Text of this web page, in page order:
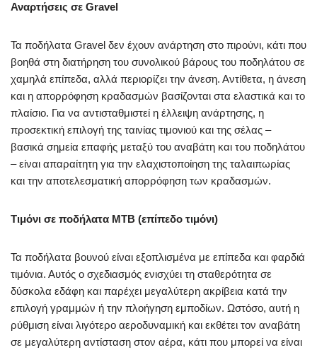
Αναρτήσεις σε Gravel
Τα ποδήλατα Gravel δεν έχουν ανάρτηση στο πιρούνι, κάτι που
βοηθά στη διατήρηση του συνολικού βάρους του ποδηλάτου σε
χαμηλά επίπεδα, αλλά περιορίζει την άνεση. Αντίθετα, η άνεση
και η απορρόφηση κραδασμών βασίζονται στα ελαστικά και το
πλαίσιο. Για να αντισταθμιστεί η έλλειψη ανάρτησης, η
προσεκτική επιλογή της ταινίας τιμονιού και της σέλας –
βασικά σημεία επαφής μεταξύ του αναβάτη και του ποδηλάτου
– είναι απαραίτητη για την ελαχιστοποίηση της ταλαιπωρίας
και την αποτελεσματική απορρόφηση των κραδασμών.
Τιμόνι σε ποδήλατα MTB (επίπεδο τιμόνι)
Τα ποδήλατα βουνού είναι εξοπλισμένα με επίπεδα και φαρδιά
τιμόνια. Αυτός ο σχεδιασμός ενισχύει τη σταθερότητα σε
δύσκολα εδάφη και παρέχει μεγαλύτερη ακρίβεια κατά την
επιλογή γραμμών ή την πλοήγηση εμποδίων. Ωστόσο, αυτή η
ρύθμιση είναι λιγότερο αεροδυναμική και εκθέτει τον αναβάτη
σε μεγαλύτερη αντίσταση στον αέρα, κάτι που μπορεί να είναι